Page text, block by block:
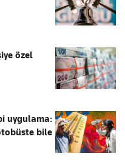
özel
uygulama:
bile